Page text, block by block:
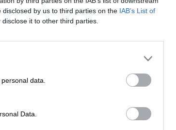
by us to third parties on the IAB’s List of
it to other third parties.
data.
Data.